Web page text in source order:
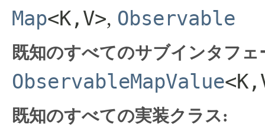
Map<K,V>, Observable
既知のすべてのサブインタフェ
ObservableMapValue
既知のすべての実装クラス: